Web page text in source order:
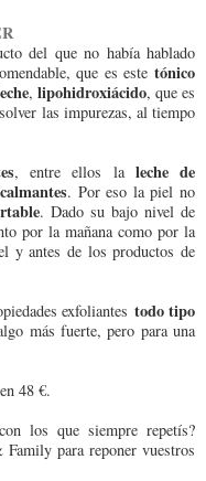
del que no había hablado
que es este tónico
, lipohidroxiácido, que es
las impurezas, al tiempo
, entre ellos la leche de
. Por eso la piel no
. Dado su bajo nivel de
por la mañana como por la
y antes de los productos de
exfoliantes todo tipo
más fuerte, pero para una
48 €.
con los que siempre repetís?
para reponer vuestros